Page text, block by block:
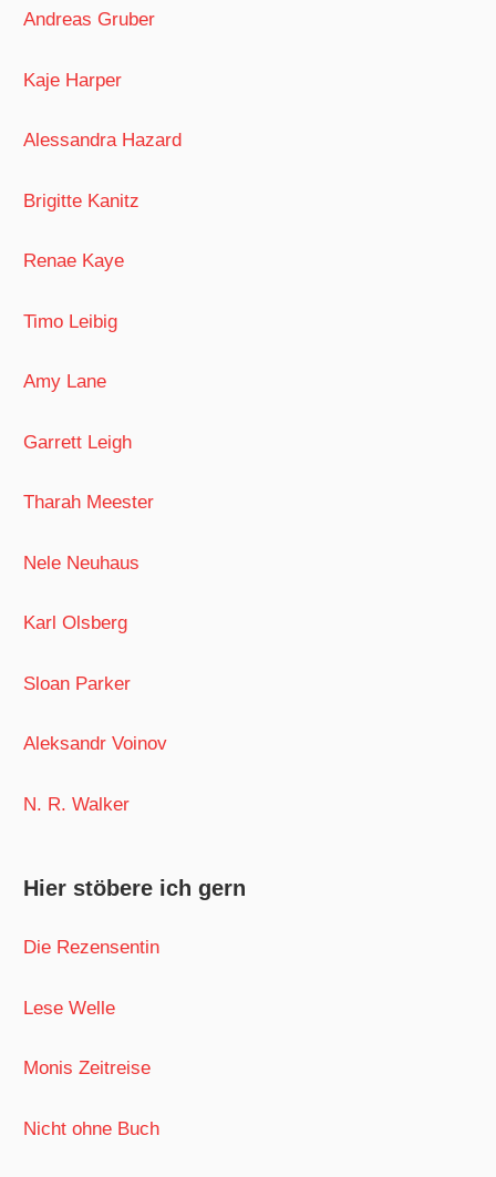
Andreas Gruber
Kaje Harper
Alessandra Hazard
Brigitte Kanitz
Renae Kaye
Timo Leibig
Amy Lane
Garrett Leigh
Tharah Meester
Nele Neuhaus
Karl Olsberg
Sloan Parker
Aleksandr Voinov
N. R. Walker
Hier stöbere ich gern
Die Rezensentin
Lese Welle
Monis Zeitreise
Nicht ohne Buch